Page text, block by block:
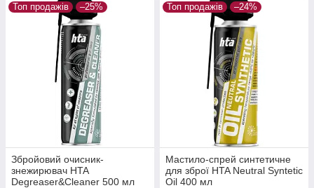
Топ продажів –25%
Збройовий очисник-
знежирювач HTA
Degreaser&Cleaner 500 мл
Топ продажів –24%
Мастило-спрей синтетичне
для зброї HTA Neutral Syntetic
Oil 400 мл